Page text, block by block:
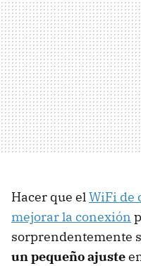
Hacer que elWiFi de
mejorar la conexión
sorprendentemente
un pequeño ajuste